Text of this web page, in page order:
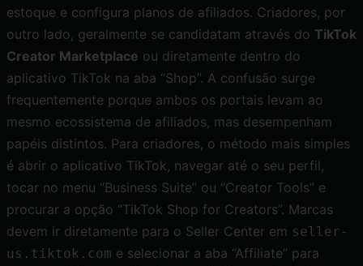
estoque e configura planos de afiliados. Criadores, por
outro lado, geralmente se candidatam através do TikTok
Creator Marketplace ou diretamente dentro do
aplicativo TikTok na aba “Shop”. A confusão surge
frequentemente porque ambos os portais levam ao
mesmo ecossistema de afiliados, mas desempenham
papéis distintos. Para criadores, o método mais simples
é abrir o aplicativo TikTok, navegar até o seu perfil,
tocar no menu “Business Suite” ou “Creator Tools” e
procurar a opção “TikTok Shop for Creators”. Marcas
devem ir diretamente para o Seller Center em seller-
us.tiktok.com e selecionar a aba “Affiliate” para